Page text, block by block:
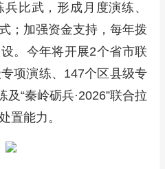
比武，形成月度演练、
；加强资金支持，每年拨
。今年将开展2个省市联
项演练、147个区县级专
及“秦岭砺兵·2026”联合拉
置能力。